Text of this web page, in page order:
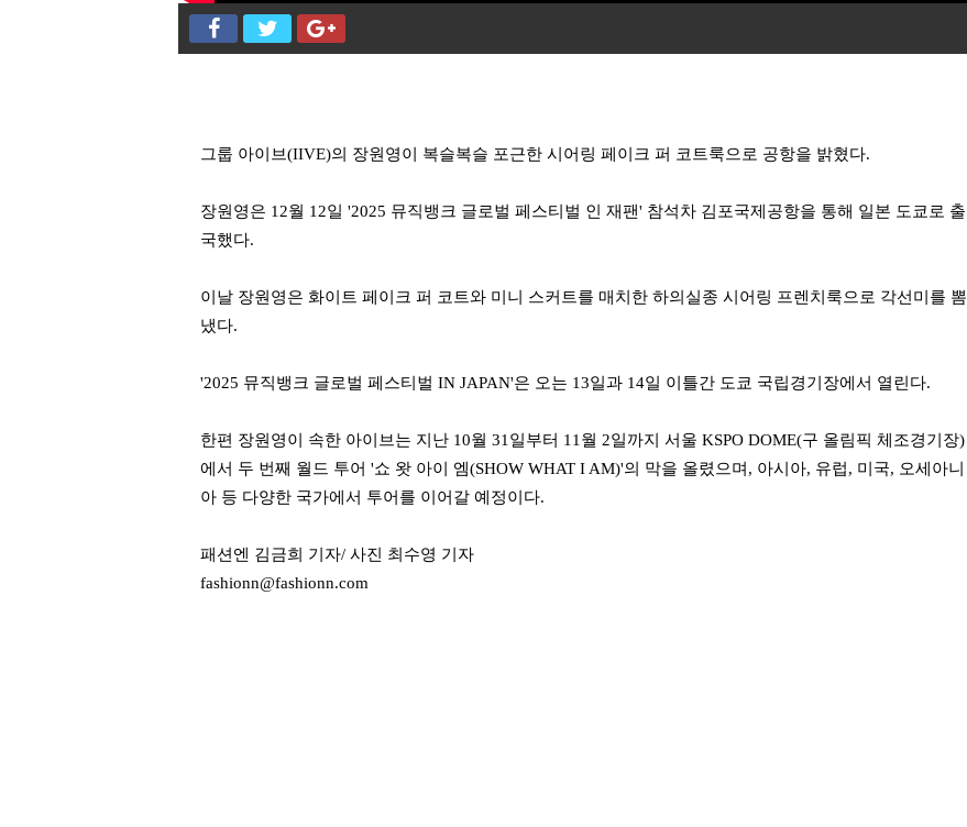
그룹 아이브(IIVE)의 장원영이 복슬복슬 포근한 시어링 페이크 퍼 코트룩으로 공항을 밝혔다.
장원영은 12월 12일 '2025 뮤직뱅크 글로벌 페스티벌 인 재팬' 참석차 김포국제공항을 통해 일본 도쿄로 출
국했다.
이날 장원영은 화이트 페이크 퍼 코트와 미니 스커트를 매치한 하의실종 시어링 프렌치룩으로 각선미를 뽐
냈다.
'2025 뮤직뱅크 글로벌 페스티벌 IN JAPAN'은 오는 13일과 14일 이틀간 도쿄 국립경기장에서 열린다.
한편 장원영이 속한 아이브는 지난 10월 31일부터 11월 2일까지 서울 KSPO DOME(구 올림픽 체조경기장)
에서 두 번째 월드 투어 '쇼 왓 아이 엠(SHOW WHAT I AM)'의 막을 올렸으며, 아시아, 유럽, 미국, 오세아니
아 등 다양한 국가에서 투어를 이어갈 예정이다.
패션엔 김금희 기자/ 사진 최수영 기자
fashionn@fashionn.com